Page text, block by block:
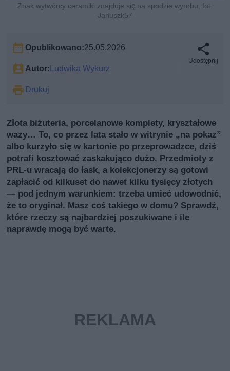
Znak wytwórcy ceramiki znajduje się na spodzie wyrobu, fot.
Januszk57
Opublikowano:25.05.2026
Autor:Ludwika Wykurz
Drukuj
Udostępnij
Złota biżuteria, porcelanowe komplety, kryształowe
wazy… To, co przez lata stało w witrynie „na pokaz”
albo kurzyło się w kartonie po przeprowadzce, dziś
potrafi kosztować zaskakująco dużo. Przedmioty z
PRL-u wracają do łask, a kolekcjonerzy są gotowi
zapłacić od kilkuset do nawet kilku tysięcy złotych
— pod jednym warunkiem: trzeba umieć udowodnić,
że to oryginał. Masz coś takiego w domu? Sprawdź,
które rzeczy są najbardziej poszukiwane i ile
naprawdę mogą być warte.